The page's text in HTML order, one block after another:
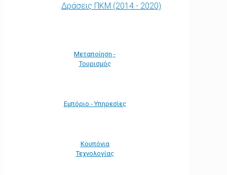
Δράσεις ΠΚΜ (2014 - 2020)
Μεταποίηση -
Τουρισμός
Εμπόριο - Υπηρεσίες
Κουπόνια
Τεχνολογίας